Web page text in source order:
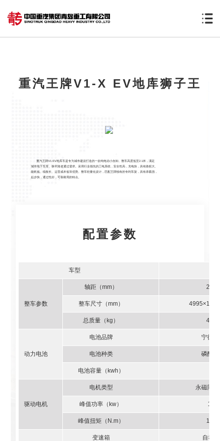
重汽王牌V1-X EV地库狮子王
重汽王牌V1 EV地库车是专为城市建设打造的一款纯电动小自卸。整车高度低至2.1米，满足
城市地下车库、狭窄路道通过需求。采用行业领先的三电系统，安全性高，充电快，具有路权大、
能耗低、续航长、运营成本低等优势。整车轻量化设计，匹配王牌独有的专利车架，具有承载强，
起步快，通过性好，可靠耐用的特点。
配置参数
车型
整车参数
轴距（mm） 2900
整车尺寸（mm）
总质量（kg） 4495
动力电池
电池品牌 宁德
电池种类 磷酸
电池容量（kwh）
驱动电机
电机类型 永磁同
峰值功率（kw） 170
峰值扭矩（N.m） 1100
变速箱 自动2